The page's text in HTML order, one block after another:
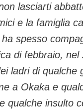
lasciarti
e la famiglia
spesso
di febbraio,
ladri di
a Okaka e
qualche insulto